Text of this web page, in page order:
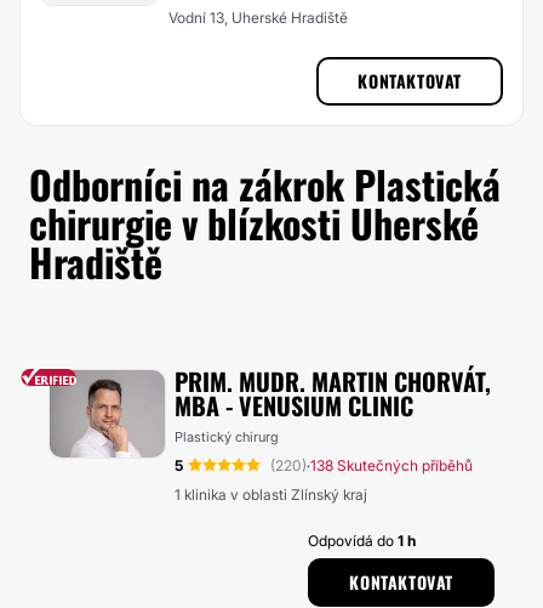
Vodní 13, Uherské Hradiště
KONTAKTOVAT
Odborníci na zákrok Plastická
chirurgie v blízkosti Uherské
Hradiště
PRIM. MUDR. MARTIN CHORVÁT,
MBA - VENUSIUM CLINIC
Plastický chirurg
5 (220)·138 Skutečných příběhů
1 klinika v oblasti Zlínský kraj
Odpovídá do1 h
KONTAKTOVAT